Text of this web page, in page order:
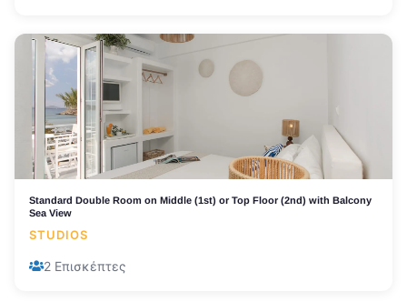
Standard Double Room on Middle (1st) or Top Floor (2nd) with Balcony
Sea View
STUDIOS
2 Επισκέπτες